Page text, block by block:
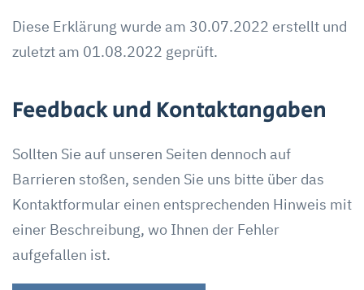
Diese Erklärung wurde am 30.07.2022 erstellt und
zuletzt am 01.08.2022 geprüft.
Feedback und Kontaktangaben
Sollten Sie auf unseren Seiten dennoch auf
Barrieren stoßen, senden Sie uns bitte über das
Kontaktformular einen entsprechenden Hinweis mit
einer Beschreibung, wo Ihnen der Fehler
aufgefallen ist.